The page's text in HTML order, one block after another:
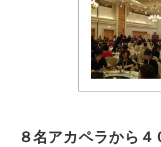
８名アカペラから４